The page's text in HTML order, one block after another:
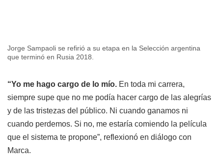
Jorge Sampaoli se refirió a su etapa en la Selección argentina
que terminó en Rusia 2018.
“Yo me hago cargo de lo mío. En toda mi carrera,
siempre supe que no me podía hacer cargo de las alegrías
y de las tristezas del público. Ni cuando ganamos ni
cuando perdemos. Si no, me estaría comiendo la película
que el sistema te propone”, reflexionó en diálogo con
Marca.